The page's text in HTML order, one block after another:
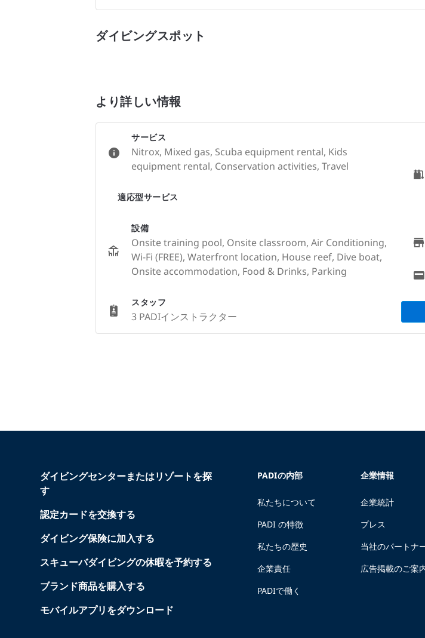
ダイビングスポット
より詳しい情報
サービス
Nitrox, Mixed gas, Scuba equipment rental, Kids
equipment rental, Conservation activities, Travel
適応型サービス
設備
Onsite training pool, Onsite classroom, Air Conditioning,
Wi-Fi (FREE), Waterfront location, House reef, Dive boat,
Onsite accommodation, Food & Drinks, Parking
スタッフ
3 PADIインストラクター
ダイビングセンターまたはリゾートを探
す
認定カードを交換する
ダイビング保険に加入する
スキューバダイビングの休暇を予約する
ブランド商品を購入する
モバイルアプリをダウンロード
PADIの内部
私たちについて
PADI の特徴
私たちの歴史
企業責任
PADIで働く
企業情報
企業統計
プレス
当社のパートナ
広告掲載のご案